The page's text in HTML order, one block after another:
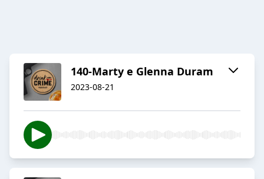
140-Marty e Glenna Duram
2023-08-21